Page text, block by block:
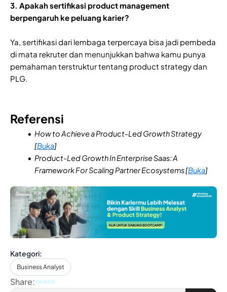
3. Apakah sertifikasi product management
berpengaruh ke peluang karier?
Ya, sertifikasi dari lembaga terpercaya bisa jadi pembeda
di mata rekruter dan menunjukkan bahwa kamu punya
pemahaman terstruktur tentang product strategy dan
PLG.
Referensi
How to Achieve a Product-Led Growth Strategy
[Buka]
Product-Led Growth In Enterprise Saas: A
Framework For Scaling Partner Ecosystems [Buka]
Kategori:
Business Analyst
Share: